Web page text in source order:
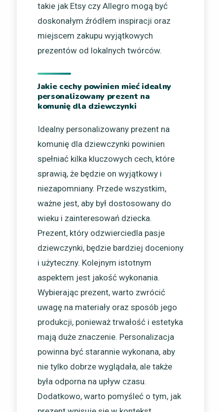
takie jak Etsy czy Allegro mogą być
doskonałym źródłem inspiracji oraz
miejscem zakupu wyjątkowych
prezentów od lokalnych twórców.
Jakie cechy powinien mieć idealny
personalizowany prezent na
komunię dla dziewczynki
Idealny personalizowany prezent na
komunię dla dziewczynki powinien
spełniać kilka kluczowych cech, które
sprawią, że będzie on wyjątkowy i
niezapomniany. Przede wszystkim,
ważne jest, aby był dostosowany do
wieku i zainteresowań dziecka.
Prezent, który odzwierciedla pasje
dziewczynki, będzie bardziej doceniony
i użyteczny. Kolejnym istotnym
aspektem jest jakość wykonania.
Wybierając prezent, warto zwrócić
uwagę na materiały oraz sposób jego
produkcji, ponieważ trwałość i estetyka
mają duże znaczenie. Personalizacja
powinna być starannie wykonana, aby
nie tylko dobrze wyglądała, ale także
była odporna na upływ czasu.
Dodatkowo, warto pomyśleć o tym, jak